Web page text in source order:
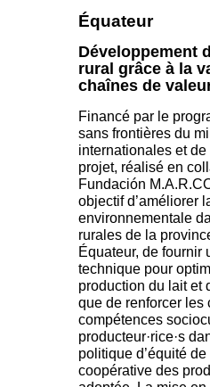
Équateur
Développement
rural grâce à la
chaînes de
Financé par le
sans frontières du
internationales et
projet, réalisé en
Fundación
objectif d’améliorer
environnementale
rurales de la
Équateur, de fournir
technique pour
production du lait et
que de renforcer les
compétences
producteur·rice·s
politique d’équité
coopérative des